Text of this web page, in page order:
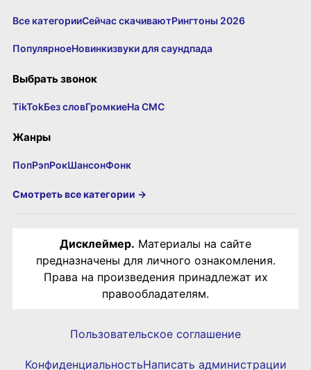
Все категорииСейчас скачиваютРингтоны 2026
ПопулярноеНовинкизвуки для саундпада
Выбрать звонок
TikTokБез словГромкиеНа СМС
Жанры
ПопРэпРокШансонФонк
Смотреть все категории →
Дисклеймер. Материалы на сайте
предназначены для личного ознакомления.
Права на произведения принадлежат их
правообладателям.
Пользовательское соглашение
КонфиденциальностьНаписать администрации